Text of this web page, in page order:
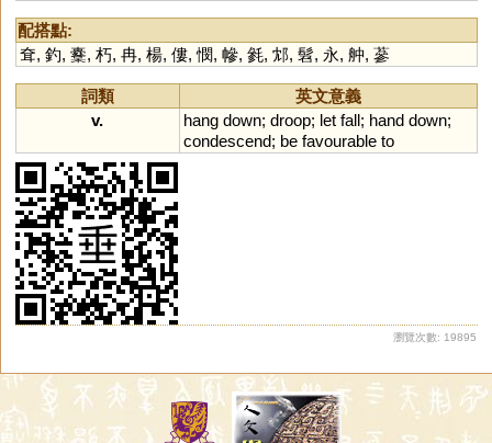
配搭點:
耷, 釣, 櫜, 朽, 冉, 楊, 僂,憫, 幓, 毿, 邥, 髫, 永, 舯, 蔘
詞類
英文意義
v.
hang down; droop; let fall; hand down;
condescend; be favourable to
瀏覽次數: 19895